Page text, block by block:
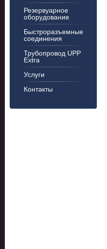
Резервуарное
оборудование
Быстроразъемные
соединения
Трубопровод UPP
Extra
Услуги
Контакты